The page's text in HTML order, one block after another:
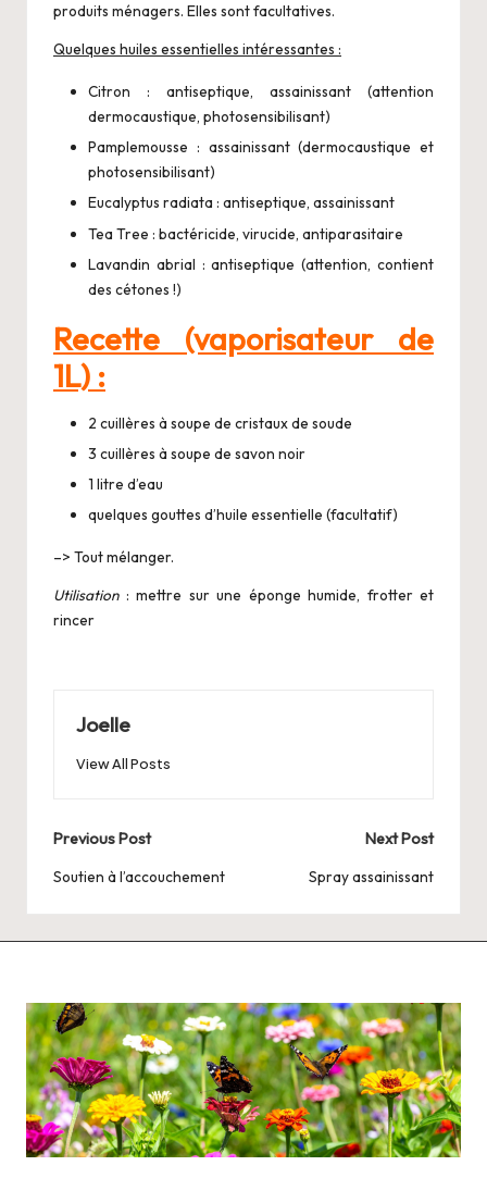
produits ménagers. Elles sont facultatives.
Quelques huiles essentielles intéressantes :
Citron : antiseptique, assainissant (attention
dermocaustique, photosensibilisant)
Pamplemousse : assainissant (dermocaustique et
photosensibilisant)
Eucalyptus radiata : antiseptique, assainissant
Tea Tree : bactéricide, virucide, antiparasitaire
Lavandin abrial : antiseptique (attention, contient
des cétones !)
Recette (vaporisateur de
1L) :
2 cuillères à soupe de cristaux de soude
3 cuillères à soupe de savon noir
1 litre d’eau
quelques gouttes d’huile essentielle (facultatif)
–> Tout mélanger.
Utilisation : mettre sur une éponge humide, frotter et
rincer
Joelle
View All Posts
Post
navigation
Previous Post
Soutien à l’accouchement
Next Post
Spray assainissant